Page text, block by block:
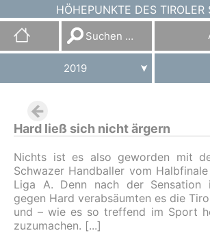
HÖHEPUNKTE DES TIROLER
Suchen
nach:
2019
Hard ließ sich nicht ärgern
Nichts ist es also geworden mit
Schwazer Handballer vom
Liga A. Denn nach der Sensation
gegen Hard verabsäumten es die
und – wie es so treffend im Sport
zuzumachen.